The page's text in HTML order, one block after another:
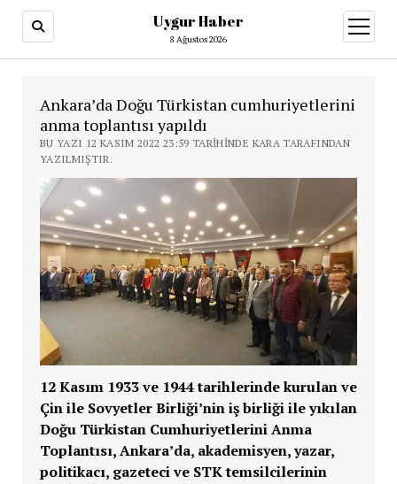
Uygur Haber
8 Ağustos 2026
aç
Ankara’da Doğu Türkistan cumhuriyetlerini
anma toplantısı yapıldı
BU YAZI 12 KASIM 2022 23:59 TARIHINDE KARA TARAFINDAN
YAZILMIŞTIR.
12 Kasım 1933 ve 1944 tarihlerinde kurulan ve
Çin ile Sovyetler Birliği’nin iş birliği ile yıkılan
Doğu Türkistan Cumhuriyetlerini Anma
Toplantısı, Ankara’da, akademisyen, yazar,
politikacı, gazeteci ve STK temsilcilerinin